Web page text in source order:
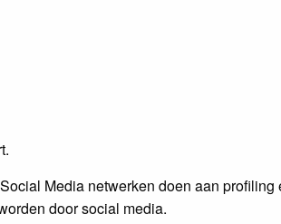
Media netwerken doen aan profiling
door social media.